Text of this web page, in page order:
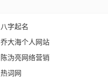
八字起名
乔大海个人网站
陈沩亮网络营销
热词网